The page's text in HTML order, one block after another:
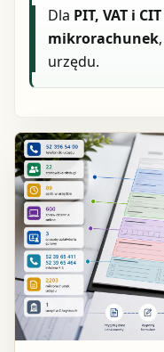
Dla PIT, VAT i CIT
mikrorachunek
urzędu.